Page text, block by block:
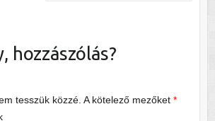
hozzászólás?
tesszük közzé. A kötelező mezőket *